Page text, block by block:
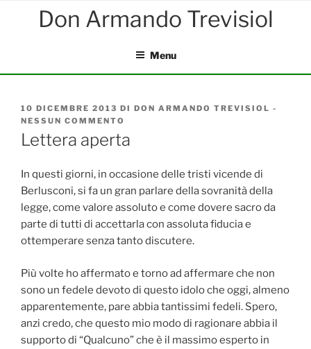
Menu
PUBBLICATO
IL
10 DICEMBRE 2013 DI DON ARMANDO TREVISIOL -
NESSUN COMMENTO
APERTA
Lettera aperta
In questi giorni, in occasione delle tristi vicende di
Berlusconi, si fa un gran parlare della sovranità della
legge, come valore assoluto e come dovere sacro da
parte di tutti di accettarla con assoluta fiducia e
ottemperare senza tanto discutere.
Più volte ho affermato e torno ad affermare che non
sono un fedele devoto di questo idolo che oggi, almeno
apparentemente, pare abbia tantissimi fedeli. Spero,
anzi credo, che questo mio modo di ragionare abbia il
supporto di “Qualcuno” che è il massimo esperto in